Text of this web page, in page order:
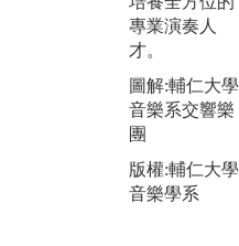
專業演奏人
才。
圖解:輔仁大學
音樂系交響樂
團
版權:輔仁大學
音樂學系